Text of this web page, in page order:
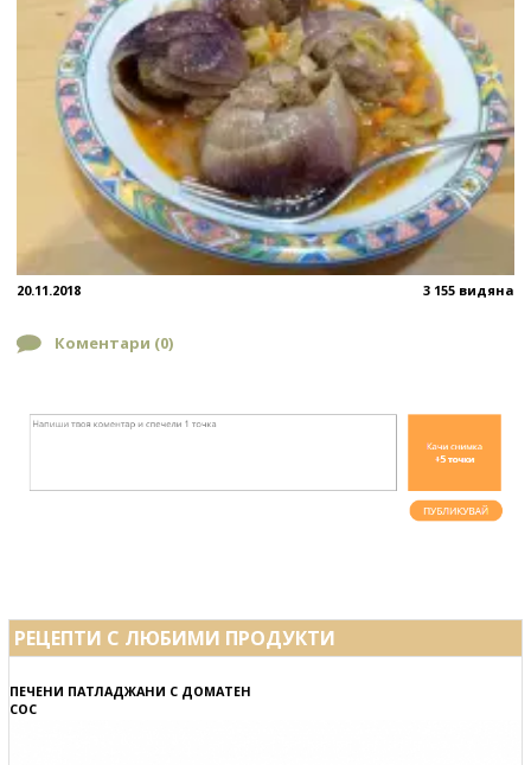
20.11.2018 3 155 видяна
Коментари (0)
РЕЦЕПТИ С ЛЮБИМИ ПРОДУКТИ
ПЕЧЕНИ ПАТЛАДЖАНИ С ДОМАТЕН
СОС